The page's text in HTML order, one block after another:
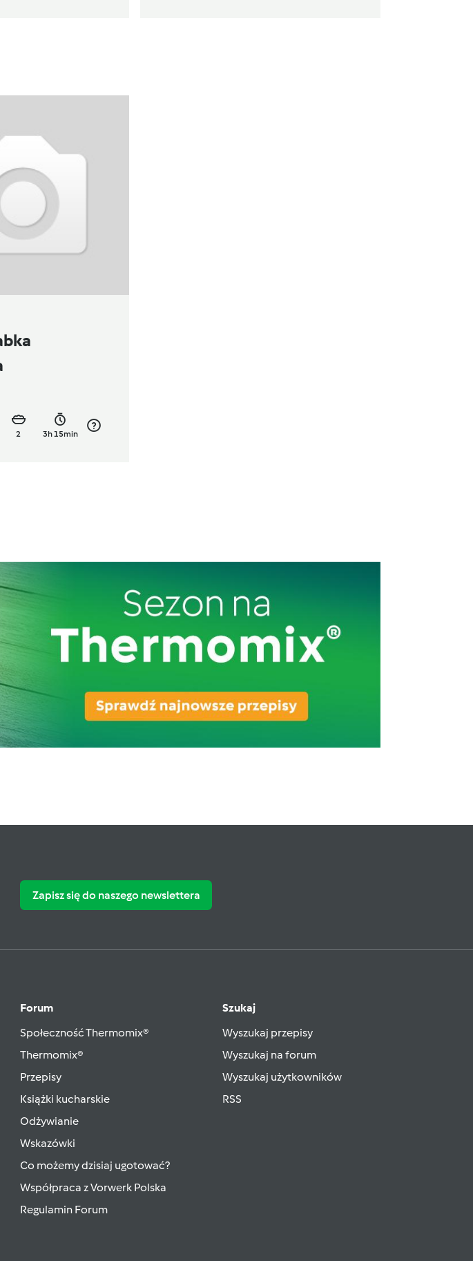
2 3h 15min
Zapisz się do naszego newslettera
Forum
Społeczność Thermomix®
Thermomix®
Przepisy
Książki kucharskie
Odżywianie
Wskazówki
Co możemy dzisiaj ugotować?
Współpraca z Vorwerk Polska
Regulamin Forum
Szukaj
Wyszukaj przepisy
Wyszukaj na forum
Wyszukaj użytkowników
RSS